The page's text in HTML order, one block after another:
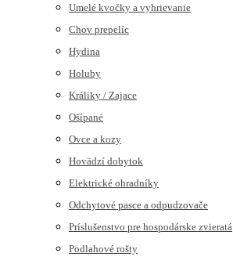
Umelé kvočky a vyhrievanie
Chov prepelíc
Hydina
Holuby
Králiky / Zajace
Ošípané
Ovce a kozy
Hovädzí dobytok
Elektrické ohradníky
Odchytové pasce a odpudzovače
Príslušenstvo pre hospodárske zvieratá
Podlahové rošty